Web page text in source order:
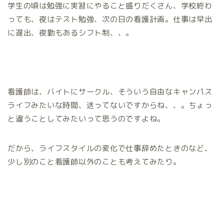
学生の頃は勉強に実習にやること盛りだくさん、学校終わ
っても、夜はテスト勉強、次の日の看護計画。仕事は早出
に遅出、夜勤もあるシフト制、、。
看護師は、バイトにサークル、そういう自由なキャンパス
ライフみたいな時間、送ってないですからね、、。ちょっ
と違うことしてみたいって思うのですよね。
だから、ライフスタイルの変化で仕事辞めたときのなど、
少し別のこと看護師以外のことも考えてみたり。